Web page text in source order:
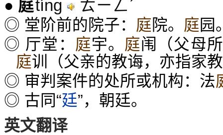
● 庭tíng ㄊㄧㄥˊ
◎ 堂阶前的院子： 庭院。 庭园
◎ 厅堂： 庭宇。 庭闱（父母
庭训（父亲的教诲，亦指家
◎ 审判案件的处所或机构：法
◎ 古同“廷”，朝廷。
英文翻译